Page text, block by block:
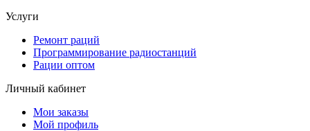
Услуги
Ремонт раций
Программирование радиостанций
Рации оптом
Личный кабинет
Мои заказы
Мой профиль